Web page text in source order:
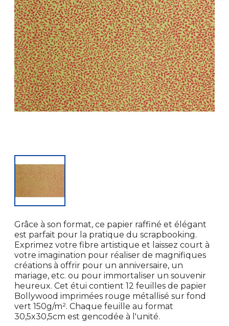
Grâce à son format, ce papier raffiné et élégant
est parfait pour la pratique du scrapbooking.
Exprimez votre fibre artistique et laissez court à
votre imagination pour réaliser de magnifiques
créations à offrir pour un anniversaire, un
mariage, etc. ou pour immortaliser un souvenir
heureux. Cet étui contient 12 feuilles de papier
Bollywood imprimées rouge métallisé sur fond
vert 150g/m². Chaque feuille au format
30,5x30,5cm est gencodée à l'unité.